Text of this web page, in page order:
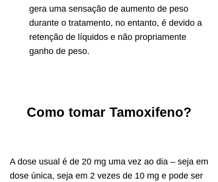
gera uma sensação de aumento de peso
durante o tratamento, no entanto, é devido a
retenção de líquidos e não propriamente
ganho de peso.
Como tomar Tamoxifeno?
A dose usual é de 20 mg uma vez ao dia – seja em
dose única, seja em 2 vezes de 10 mg e pode ser